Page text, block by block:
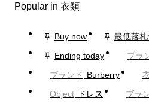
Popular in 衣類
Buy now
最低落
Ending today
ブラ
ブランド Burberry
Object
ドレス ブラ